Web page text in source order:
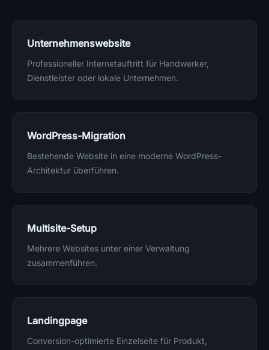
Unternehmenswebsite
Professioneller Internetauftritt für Handwerker,
Dienstleister oder lokale Unternehmen.
WordPress-Migration
Bestehende Website in eine moderne WordPress-
Architektur überführen.
Multisite-Setup
Mehrere Websites unter einer Verwaltung
zusammenführen.
Landingpage
Conversion-optimierte Einzelseite für Produkt,